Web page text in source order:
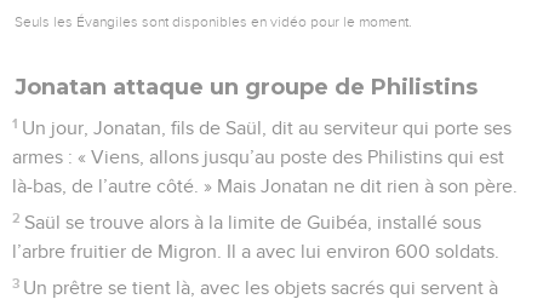
Seuls les Évangiles sont disponibles en vidéo pour le moment.
Jonatan attaque un groupe de Philistins
1 Un jour, Jonatan, fils de Saül, dit au serviteur qui porte ses
armes : « Viens, allons jusqu’au poste des Philistins qui est
là-bas, de l’autre côté. » Mais Jonatan ne dit rien à son père.
2 Saül se trouve alors à la limite de Guibéa, installé sous
l’arbre fruitier de Migron. Il a avec lui environ 600 soldats.
3 Un prêtre se tient là, avec les objets sacrés qui servent à